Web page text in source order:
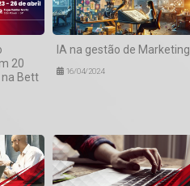
20
na Bett
IA na gestão de Marketing
16/04/2024